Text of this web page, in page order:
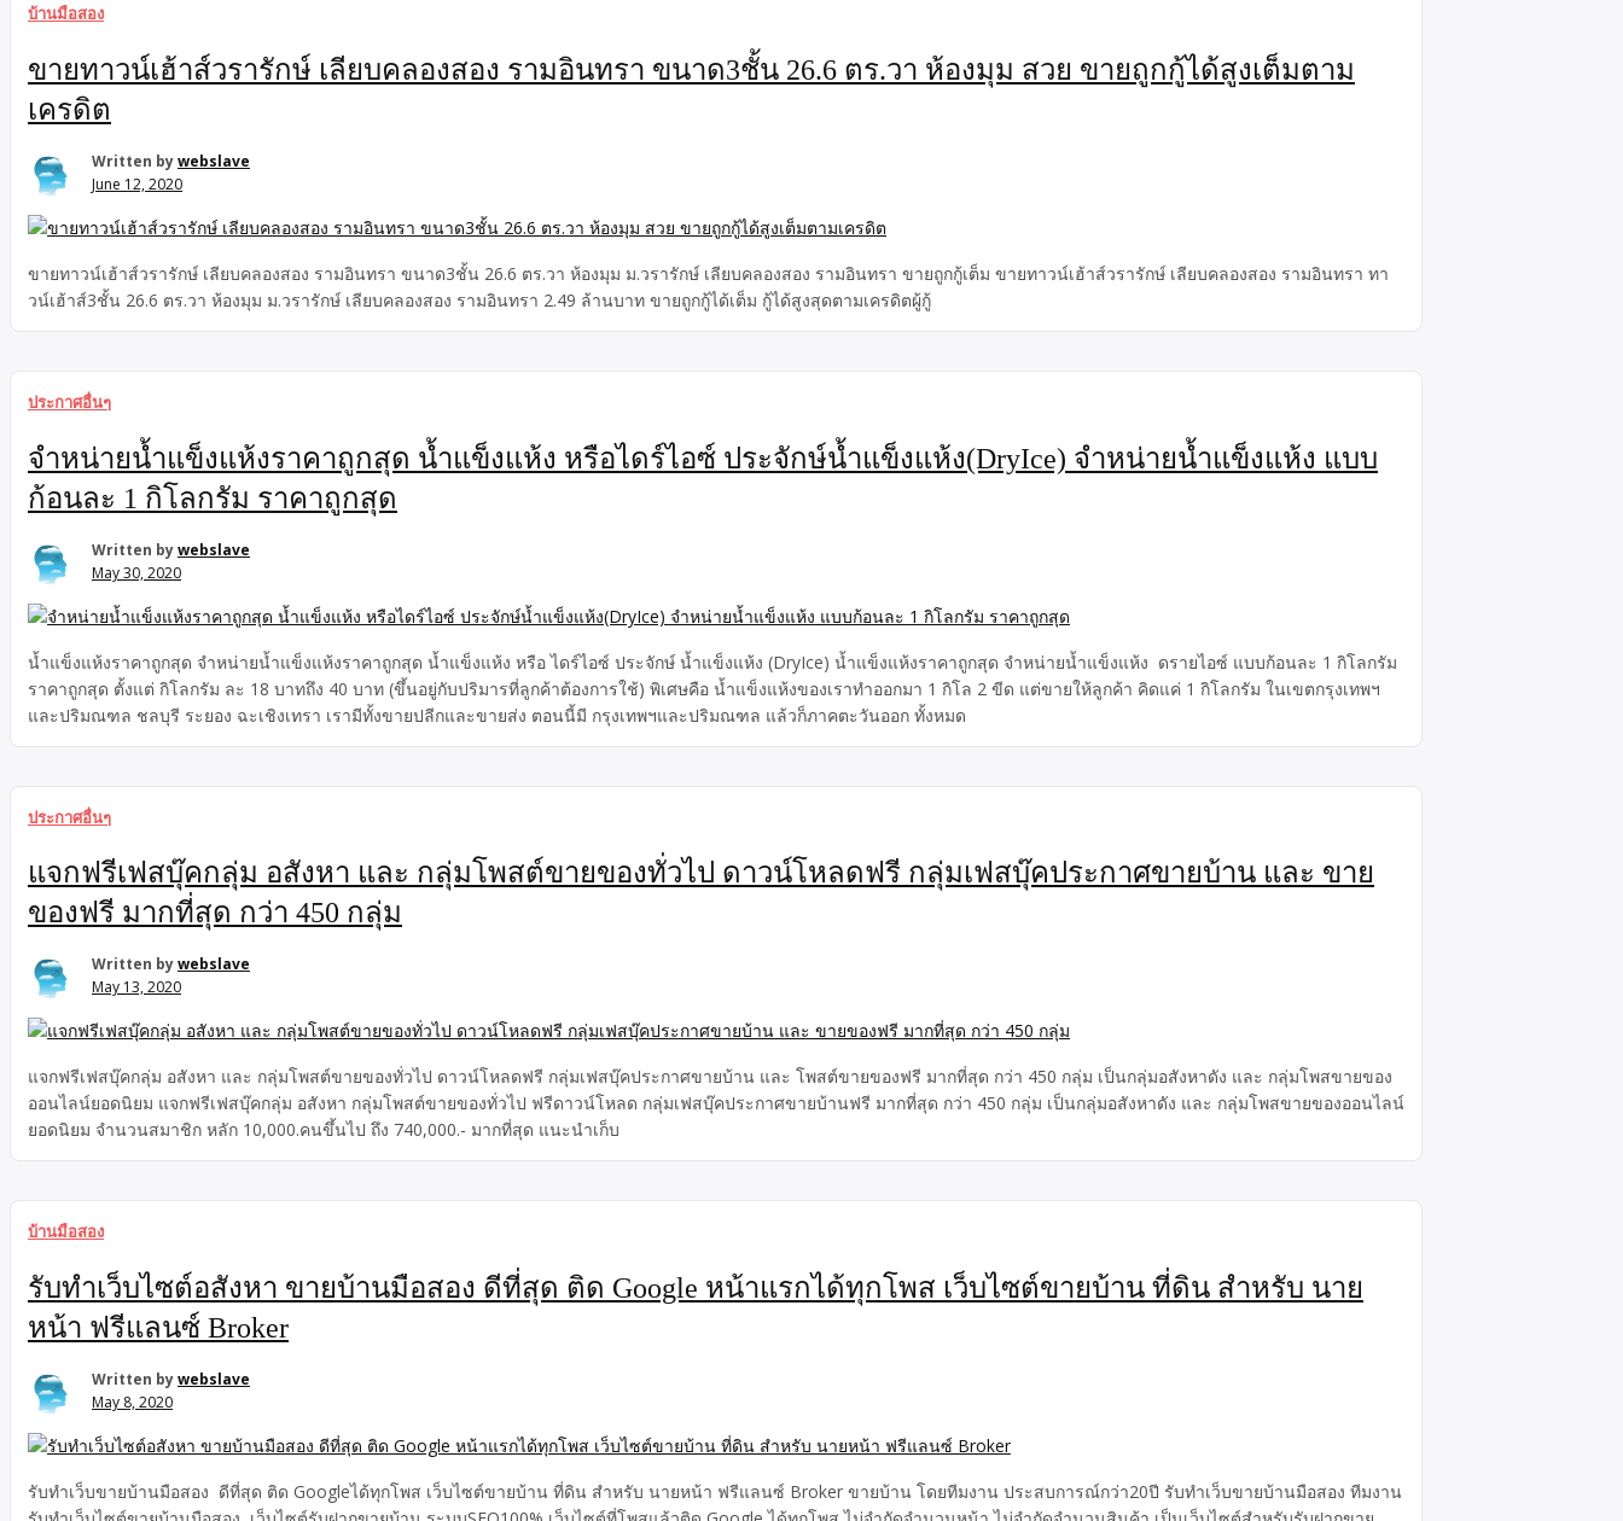
บ้านมือสอง
ขายทาวน์เฮ้าส์วรารักษ์ เลียบคลองสอง รามอินทรา ขนาด3ชั้น 26.6 ตร.วา ห้องมุม สวย ขายถูกกู้ได้สูงเต็มตาม
เครดิต
Written bywebslave
June 12, 2020
ขายทาวน์เฮ้าส์วรารักษ์ เลียบคลองสอง รามอินทรา ขนาด3ชั้น 26.6 ตร.วา ห้องมุม ม.วรารักษ์ เลียบคลองสอง รามอินทรา ขายถูกกู้เต็ม ขายทาวน์เฮ้าส์วรารักษ์ เลียบคลองสอง รามอินทรา ทา
วน์เฮ้าส์3ชั้น 26.6 ตร.วา ห้องมุม ม.วรารักษ์ เลียบคลองสอง รามอินทรา 2.49 ล้านบาท ขายถูกกู้ได้เต็ม กู้ได้สูงสุดตามเครดิตผู้กู้
ประกาศอื่นๆ
จำหน่ายน้ำแข็งแห้งราคาถูกสุด น้ำแข็งแห้ง หรือไดร์ไอซ์ ประจักษ์น้ำแข็งแห้ง(DryIce) จำหน่ายน้ำแข็งแห้ง แบบ
ก้อนละ 1 กิโลกรัม ราคาถูกสุด
Written bywebslave
May 30, 2020
น้ำแข็งแห้งราคาถูกสุด จำหน่ายน้ำแข็งแห้งราคาถูกสุด น้ำแข็งแห้ง หรือ ไดร์ไอซ์ ประจักษ์ น้ำแข็งแห้ง (DryIce) น้ำแข็งแห้งราคาถูกสุด จำหน่ายน้ำแข็งแห้ง ดรายไอซ์ แบบก้อนละ 1 กิโลกรัม
ราคาถูกสุด ตั้งแต่ กิโลกรัม ละ 18 บาทถึง 40 บาท (ขึ้นอยู่กับปริมารที่ลูกค้าต้องการใช้) พิเศษคือ น้ำแข็งแห้งของเราทำออกมา 1 กิโล 2 ขีด แต่ขายให้ลูกค้า คิดแค่ 1 กิโลกรัม ในเขตกรุงเทพฯ
และปริมณฑล ชลบุรี ระยอง ฉะเชิงเทรา เรามีทั้งขายปลีกและขายส่ง ตอนนี้มี กรุงเทพฯและปริมณฑล แล้วก็ภาคตะวันออก ทั้งหมด
ประกาศอื่นๆ
แจกฟรีเฟสบุ๊คกลุ่ม อสังหา และ กลุ่มโพสต์ขายของทั่วไป ดาวน์โหลดฟรี กลุ่มเฟสบุ๊คประกาศขายบ้าน และ ขาย
ของฟรี มากที่สุด กว่า 450 กลุ่ม
Written bywebslave
May 13, 2020
แจกฟรีเฟสบุ๊คกลุ่ม อสังหา และ กลุ่มโพสต์ขายของทั่วไป ดาวน์โหลดฟรี กลุ่มเฟสบุ๊คประกาศขายบ้าน และ โพสต์ขายของฟรี มากที่สุด กว่า 450 กลุ่ม เป็นกลุ่มอสังหาดัง และ กลุ่มโพสขายของ
ออนไลน์ยอดนิยม แจกฟรีเฟสบุ๊คกลุ่ม อสังหา กลุ่มโพสต์ขายของทั่วไป ฟรีดาวน์โหลด กลุ่มเฟสบุ๊คประกาศขายบ้านฟรี มากที่สุด กว่า 450 กลุ่ม เป็นกลุ่มอสังหาดัง และ กลุ่มโพสขายของออนไลน์
ยอดนิยม จำนวนสมาชิก หลัก 10,000.คนขึ้นไป ถึง 740,000.- มากที่สุด แนะนำเก็บ
บ้านมือสอง
รับทำเว็บไซต์อสังหา ขายบ้านมือสอง ดีที่สุด ติด Google หน้าแรกได้ทุกโพส เว็บไซต์ขายบ้าน ที่ดิน สำหรับ นาย
หน้า ฟรีแลนซ์ Broker
Written bywebslave
May 8, 2020
รับทำเว็บขายบ้านมือสอง ดีที่สุด ติด Googleได้ทุกโพส เว็บไซต์ขายบ้าน ที่ดิน สำหรับ นายหน้า ฟรีแลนซ์ Broker ขายบ้าน โดยทีมงาน ประสบการณ์กว่า20ปี รับทำเว็บขายบ้านมือสอง ทีมงาน